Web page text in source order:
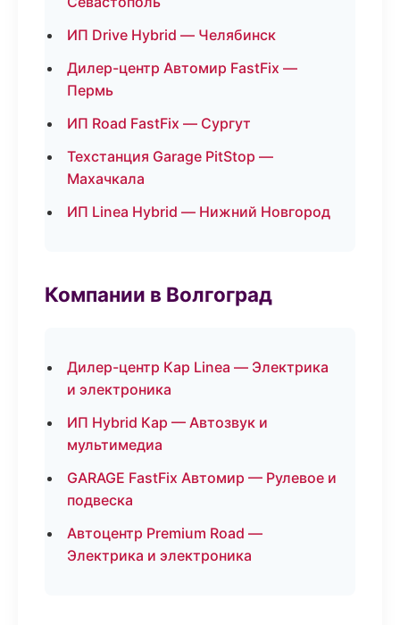
ИП Drive Hybrid — Челябинск
Дилер-центр Автомир FastFix —
Пермь
ИП Road FastFix — Сургут
Техстанция Garage PitStop —
Махачкала
ИП Linea Hybrid — Нижний Новгород
Компании в Волгоград
Дилер-центр Кар Linea — Электрика
и электроника
ИП Hybrid Кар — Автозвук и
мультимедиа
GARAGE FastFix Автомир — Рулевое и
подвеска
Автоцентр Premium Road —
Электрика и электроника